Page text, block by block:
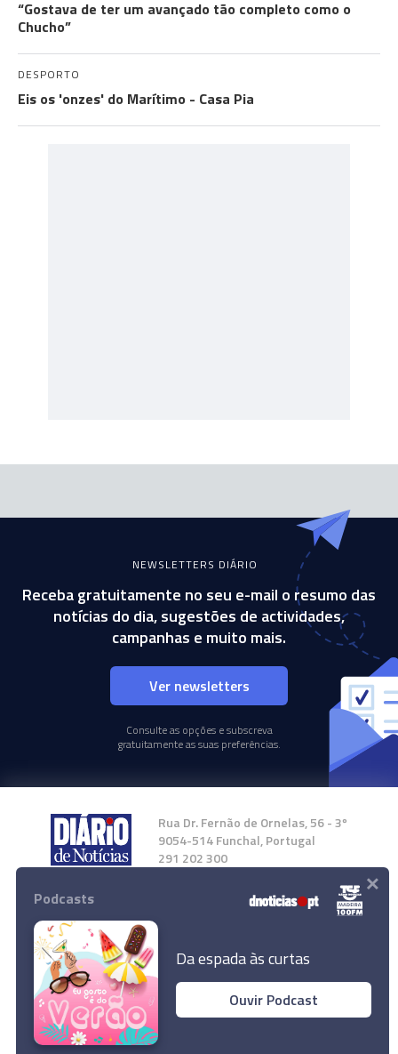
“Gostava de ter um avançado tão completo como o
Chucho”
DESPORTO
Eis os 'onzes' do Marítimo - Casa Pia
NEWSLETTERS DIÁRIO
Receba gratuitamente no seu e-mail o resumo das
notícias do dia, sugestões de actividades,
campanhas e muito mais.
Ver newsletters
Consulte as opções e subscreva
gratuitamente as suas preferências.
Rua Dr. Fernão de Ornelas, 56 - 3º
9054-514 Funchal, Portugal
291 202 300
Instale a nossa App
© 2024 Empresa Diário de Notícias, Lda.
Todos os direitos reservados.
Podcasts
Da espada às curtas
Ouvir Podcast
×